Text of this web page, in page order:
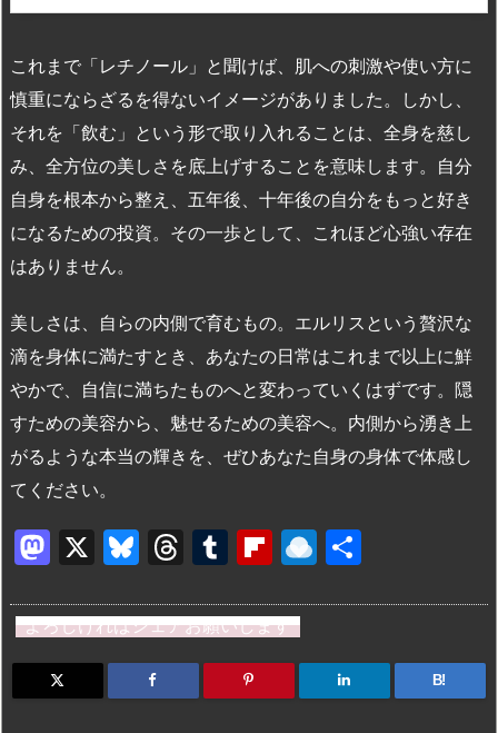
これまで「レチノール」と聞けば、肌への刺激や使い方に
慎重にならざるを得ないイメージがありました。しかし、
それを「飲む」という形で取り入れることは、全身を慈し
み、全方位の美しさを底上げすることを意味します。自分
自身を根本から整え、五年後、十年後の自分をもっと好き
になるための投資。その一歩として、これほど心強い存在
はありません。
美しさは、自らの内側で育むもの。エルリスという贅沢な
滴を身体に満たすとき、あなたの日常はこれまで以上に鮮
やかで、自信に満ちたものへと変わっていくはずです。隠
すための美容から、魅せるための美容へ。内側から湧き上
がるような本当の輝きを、ぜひあなた自身の身体で体感し
てください。
M
st
o
d
X
Bl
e
s
k
T
e
a
d
T
m
bl
r
Fl
b
o
ar
R
n
dr
o
よろしければシェアお願いします
B!